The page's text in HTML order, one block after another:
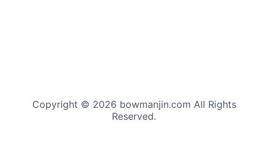
Copyright © 2026 bowmanjin.com All Rights
Reserved.